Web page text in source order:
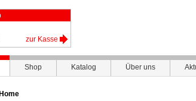
zur Kasse
Shop Katalog Über uns
Home